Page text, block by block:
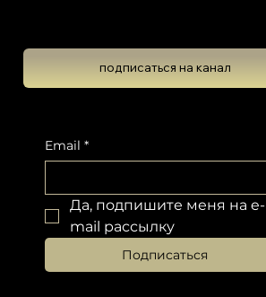
подписаться на канал
Email *
Да, подпишите меня на e-
mail рассылку
Подписаться